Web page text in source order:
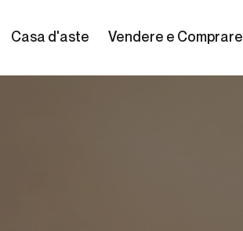
Casa d'aste Vendere e Comprare